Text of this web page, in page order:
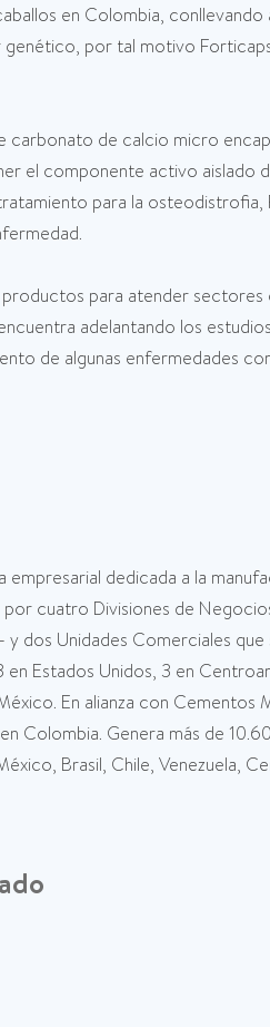
en Colombia,
por tal motivo
de calcio micro
el componente activo aislado
para la
para atender
adelantando los
de algunas enfermedades
dedicada a la
cuatro Divisiones de
y dos Unidades Comerciales
Estados Unidos, 3 en
En alianza con Cementos
Colombia. Genera más de
Brasil, Chile, Venezuela,